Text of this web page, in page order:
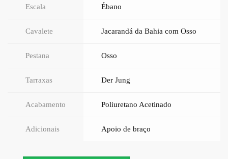
Escala Ébano
Cavalete Jacarandá da Bahia com Osso
Pestana Osso
Tarraxas Der Jung
Acabamento Poliuretano Acetinado
Adicionais Apoio de braço